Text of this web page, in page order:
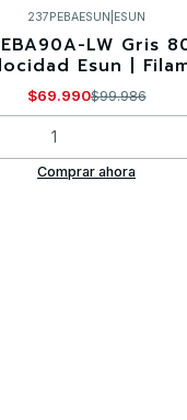
237PEBAESUN ESUN
LW Gris
Esun |
$69.990$99.986
Comprar ahora